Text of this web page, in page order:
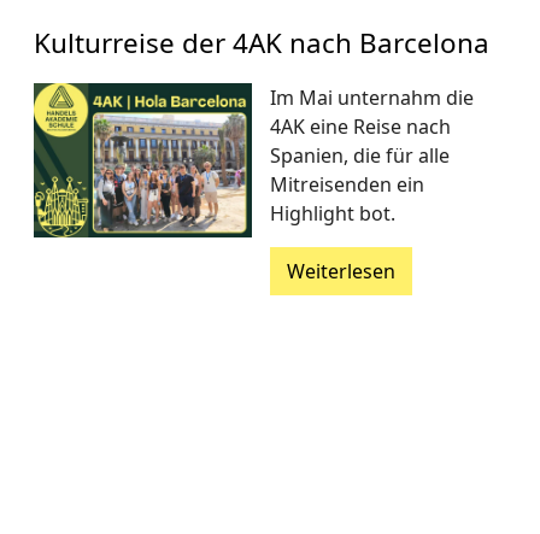
Kulturreise der 4AK nach Barcelona
Im Mai unternahm die
4AK eine Reise nach
Spanien, die für alle
Mitreisenden ein
Highlight bot.
Weiterlesen